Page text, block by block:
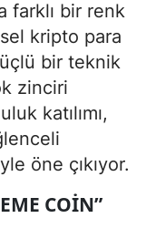
farklı bir renk
kripto para
bir teknik
zinciri
katılımı,
öne çıkıyor.
COIN”